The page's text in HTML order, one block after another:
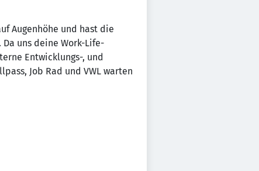
Augenhöhe und hast die
uns deine Work-Life-
Entwicklungs-, und
Job Rad und VWL warten